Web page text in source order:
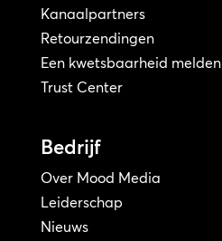
Kanaalpartners
Retourzendingen
Een kwetsbaarheid melden
Trust Center
Bedrijf
Over Mood Media
Leiderschap
Nieuws